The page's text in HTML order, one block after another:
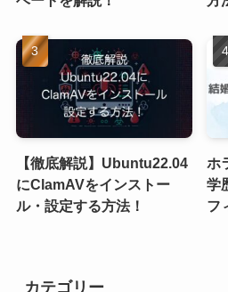
【徹底解説】Ubuntu22.04
にClamAVをインストー
ル・設定する方法！
ホ
学
フ
カテゴリー